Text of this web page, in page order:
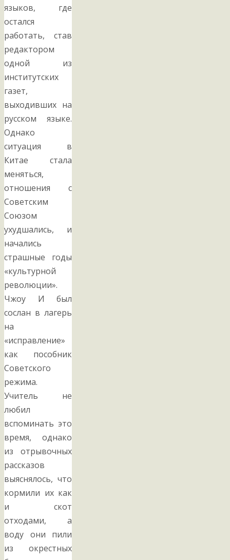
языков, где
остался
работать, став
редактором
одной из
институтских
газет,
выходивших на
русском языке.
Однако
ситуация в
Китае стала
меняться,
отношения с
Советским
Союзом
ухудшались, и
начались
страшные годы
«культурной
революции».
Чжоу И был
сослан в лагерь
на
«исправление»
как пособник
Советского
режима.
Учитель не
любил
вспоминать это
время, однако
из отрывочных
рассказов
выяснялось, что
кормили их как
и скот
отходами, а
воду они пили
из окрестных